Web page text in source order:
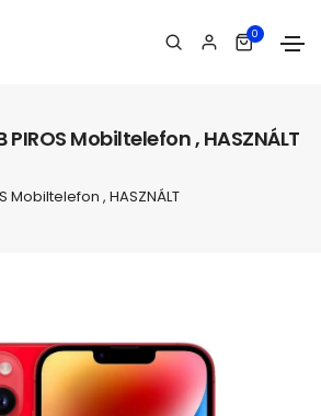
0
PIROS Mobiltelefon , HASZNÁLT
Mobiltelefon , HASZNÁLT